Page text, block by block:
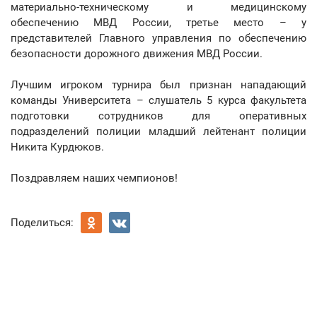
материально-техническому и медицинскому
обеспечению МВД России, третье место – у
представителей Главного управления по обеспечению
безопасности дорожного движения МВД России.
Лучшим игроком турнира был признан нападающий
команды Университета – слушатель 5 курса факультета
подготовки сотрудников для оперативных
подразделений полиции младший лейтенант полиции
Никита Курдюков.
Поздравляем наших чемпионов!
Поделиться: